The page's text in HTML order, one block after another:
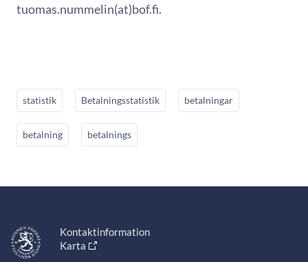
tuomas.nummelin(at)bof.fi.
statistik Betalningsstatistik betalningar
betalning betalnings
Kontaktinformation
Karta